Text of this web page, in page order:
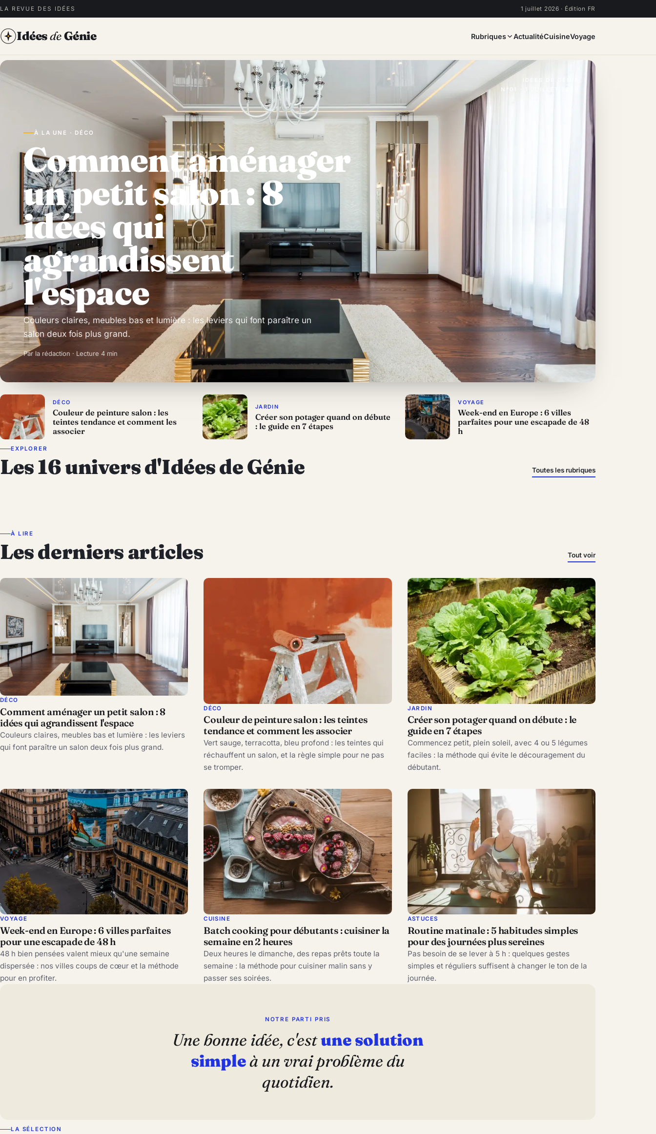
LA REVUE DES IDÉES 1 juillet 2026 · Édition FR
IdéesdeGénie Rubriques ActualitéCuisineVoyage
N°01 · 1 JUILLET 2026
À LA UNE · DÉCO
Comment aménager
un petit salon : 8
idées qui
agrandissent
l'espace
Couleurs claires, meubles bas et lumière : les leviers qui font paraître un
salon deux fois plus grand.
Par la rédaction · Lecture 4 min
DÉCO
Couleur de peinture salon : les
teintes tendance et comment les
associer
JARDIN
Créer son potager quand on débute
: le guide en 7 étapes
VOYAGE
Week-end en Europe : 6 villes
parfaites pour une escapade de 48
h
EXPLORER
Les 16 univers d'Idées de Génie Toutes les rubriques
Idées Noël & Nouvel An
Cinéma
À LIRE
Les derniers articles Tout voir
DÉCO
Comment aménager un petit salon : 8
idées qui agrandissent l'espace
Couleurs claires, meubles bas et lumière : les leviers
qui font paraître un salon deux fois plus grand.
DÉCO
Couleur de peinture salon : les teintes
tendance et comment les associer
Vert sauge, terracotta, bleu profond : les teintes qui
réchauffent un salon, et la règle simple pour ne pas
se tromper.
JARDIN
Créer son potager quand on débute : le
guide en 7 étapes
Commencez petit, plein soleil, avec 4 ou 5 légumes
faciles : la méthode qui évite le découragement du
débutant.
VOYAGE
Week-end en Europe : 6 villes parfaites
pour une escapade de 48 h
48 h bien pensées valent mieux qu'une semaine
dispersée : nos villes coups de cœur et la méthode
pour en profiter.
CUISINE
Batch cooking pour débutants : cuisiner la
semaine en 2 heures
Deux heures le dimanche, des repas prêts toute la
semaine : la méthode pour cuisiner malin sans y
passer ses soirées.
ASTUCES
Routine matinale : 5 habitudes simples
pour des journées plus sereines
Pas besoin de se lever à 5 h : quelques gestes
simples et réguliers suffisent à changer le ton de la
journée.
NOTRE PARTI PRIS
Une bonne idée, c'estune solution
simpleà un vrai problème du
quotidien.
LA SÉLECTION